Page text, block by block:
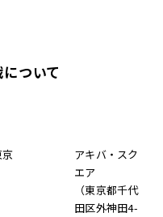
ついて
京
アキバ・スク
エア
（東京都千代
田区外神田4-